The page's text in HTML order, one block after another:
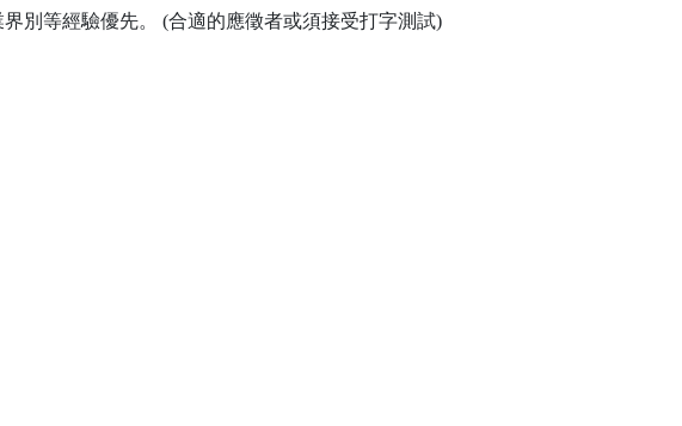
別等經驗優先。 (合適的應徵者或須接受打字測試)